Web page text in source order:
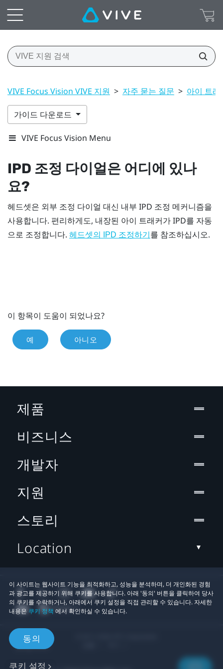
VIVE Focus Vision VIVE 지원 > 자주 묻는 질문 > 아이 트
가이드 다운로드
VIVE Focus Vision Menu
IPD 조정 다이얼은 어디에 있나
요?
헤드셋은 외부 조정 다이얼 대신 내부 IPD 조정 메커니즘을
사용합니다. 편리하게도, 내장된 아이 트래커가 IPD를 자동
으로 조정합니다. 헤드셋의 IPD 조정하기 를 참조하십시오.
이 항목이 도움이 되었나요?
예 아니오
이 사이트는 웹사이트 기능을 최적화하고, 성능을 분석하며, 더 개인화된 경험
과 광고를 제공하기 위해 쿠키를 사용합니다. 아래 '동의' 버튼을 클릭하여 당사
의 쿠키를 수락하거나, 아래에서 쿠키 설정을 직접 관리할 수 있습니다. 자세한
내용은 쿠키 정책 에서 확인하실 수 있습니다.
동의
쿠키 설정
제품
비즈니스
개발자
지원
스토리
Location